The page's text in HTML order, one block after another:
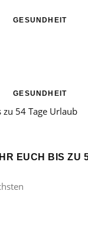
GESUNDHEIT
GESUNDHEIT
EUCH BIS ZU